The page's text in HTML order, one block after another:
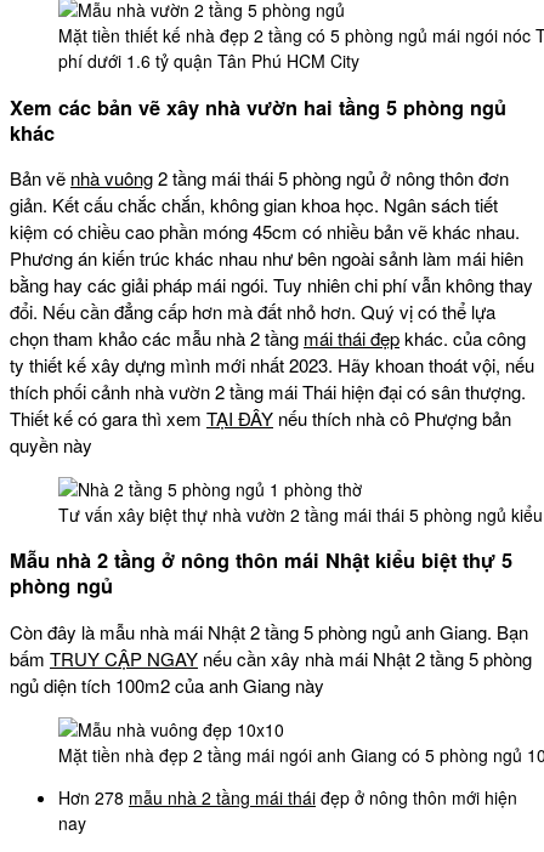
Mặt tiền thiết kế nhà đẹp 2 tầng có 5 phòng ngủ mái ngói nóc
phí dưới 1.6 tỷ quận Tân Phú HCM City
Xem các bản vẽ xây nhà vườn hai tầng 5 phòng ngủ
khác
Bản vẽ nhà vuông2 tầng mái thái 5 phòng ngủ ở nông thôn đơn
giản. Kết cấu chắc chắn, không gian khoa học. Ngân sách tiết
kiệm có chiều cao phần móng 45cm có nhiều bản vẽ khác nhau.
Phương án kiến trúc khác nhau như bên ngoài sảnh làm mái hiên
bằng hay các giải pháp mái ngói. Tuy nhiên chi phí vẫn không thay
đổi. Nếu cần đẳng cấp hơn mà đất nhỏ hơn. Quý vị có thể lựa
chọn tham khảo các mẫu nhà 2 tầng mái thái đẹpkhác. của công
ty thiết kế xây dựng mình mới nhất 2023. Hãy khoan thoát vội, nếu
thích phối cảnh nhà vườn 2 tầng mái Thái hiện đại có sân thượng.
Thiết kế có gara thì xem TẠI ĐÂY nếu thích nhà cô Phượng bản
quyền này
Tư vấn xây biệt thự nhà vườn 2 tầng mái thái 5 phòng ngủ
Mẫu nhà 2 tầng ở nông thôn mái Nhật kiểu biệt thự 5
phòng ngủ
Còn đây là mẫu nhà mái Nhật 2 tầng 5 phòng ngủ anh Giang. Bạn
bấm TRUY CẬP NGAY nếu cần xây nhà mái Nhật 2 tầng 5 phòng
ngủ diện tích 100m2 của anh Giang này
Mặt tiền nhà đẹp 2 tầng mái ngói anh Giang có 5 phòng ngủ
Hơn 278 mẫu nhà 2 tầng mái thái đẹp ở nông thôn mới hiện
nay